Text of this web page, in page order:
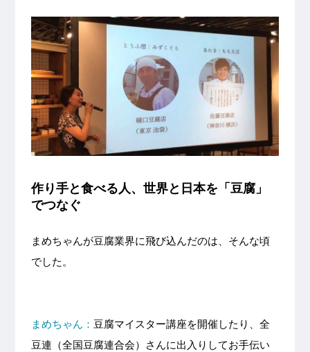
作り手と食べる人、世界と日本を「豆腐」
でつなぐ
まめちゃんが豆腐業界に飛び込んだのは、そんな頃
でした。
まめちゃん： 豆腐マイスター講座を開催 したり、全
豆連（全国豆腐連合会）さんに出入りしてお手伝い